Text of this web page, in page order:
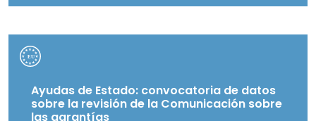
Ayudas de Estado: convocatoria de datos
sobre la revisión de la Comunicación sobre
las garantías